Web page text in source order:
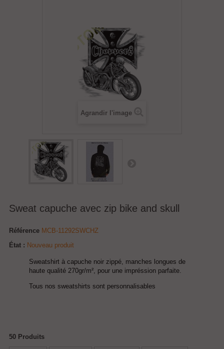
Agrandir l'image
Sweat capuche avec zip bike and skull
Référence MCB-11292SWCHZ
État : Nouveau produit
Sweatshirt à capuche noir zippé, manches longues de
haute qualité 270gr/m², pour une impréssion parfaite.
Tous nos sweatshirts sont personnalisables
50 Produits